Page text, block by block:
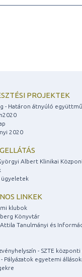
PROJEKTEK
- Határon átnyúló
2020
Albert Klinikai
ügyeletek
LINKEK
klubok
Könyvtár
Tanulmányi és
- SZTE
Pályázatok egyetemi